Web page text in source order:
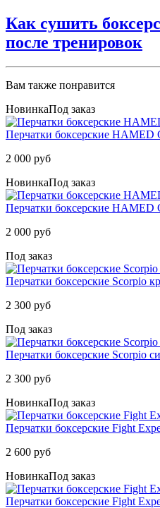
Как сушить
после тренировок
Вам также понравится
НовинкаПод заказ
Перчатки боксерские HAMED
2 000 руб
НовинкаПод заказ
Перчатки боксерские HAMED
2 000 руб
Под заказ
Перчатки боксерские Scorpio
2 300 руб
Под заказ
Перчатки боксерские Scorpio
2 300 руб
НовинкаПод заказ
Перчатки боксерские Fight
2 600 руб
НовинкаПод заказ
Перчатки боксерские Fight